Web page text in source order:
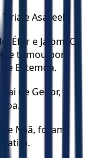
e Asareel.
Éfer e Jalom. Os
tomou por
Estemoa.
de Gedor,
Naã, foram: